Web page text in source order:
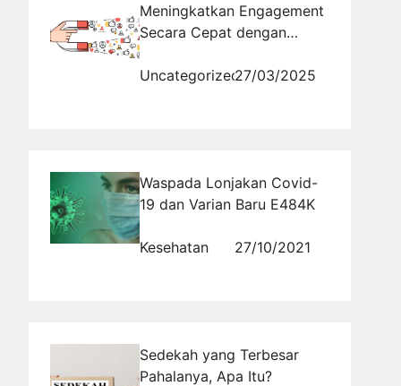
Meningkatkan Engagement
Secara Cepat dengan
Profesional
Uncategorized27/03/2025
Waspada Lonjakan Covid-
19 dan Varian Baru E484K
Kesehatan 27/10/2021
Sedekah yang Terbesar
Pahalanya, Apa Itu?